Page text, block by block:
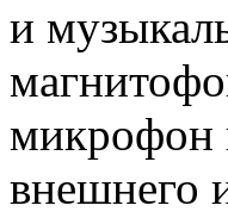
и
микрофон
внешнего